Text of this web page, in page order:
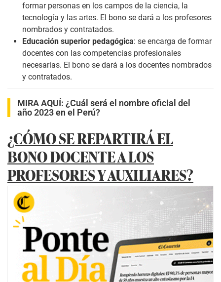
formar personas en los campos de la ciencia, la
tecnología y las artes. El bono se dará a los profesores
nombrados y contratados.
Educación superior pedagógica: se encarga de formar
docentes con las competencias profesionales
necesarias. El bono se dará a los docentes nombrados
y contratados.
MIRA AQUÍ: ¿Cuál será el nombre oficial del
año 2023 en el Perú?
¿CÓMO SE REPARTIRÁ EL
BONO DOCENTE A LOS
PROFESORES Y AUXILIARES?